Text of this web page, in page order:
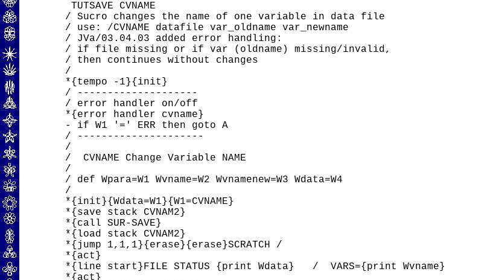
TUTSAVE CVNAME
/ Sucro changes the name of one variable in data file
/ use: /CVNAME datafile var_oldname var_newname
/ JVa/03.04.03 added error handling:
/ if file missing or if var (oldname) missing/invalid,
/ then continues without changes
/
*{tempo -1}{init}
/ --------------------
/ error handler on/off
*{error handler cvname}
- if W1 '=' ERR then goto A
/ ---------------------
/
/  CVNAME Change Variable NAME
/
/ def Wpara=W1 Wvname=W2 Wvnamenew=W3 Wdata=W4
/
*{init}{Wdata=W1}{W1=CVNAME}
*{save stack CVNAM2}
*{call SUR-SAVE}
*{load stack CVNAM2}
*{jump 1,1,1}{erase}{erase}SCRATCH /
*{act}
*{line start}FILE STATUS {print Wdata}   /  VARS={print Wvname}
*{act}